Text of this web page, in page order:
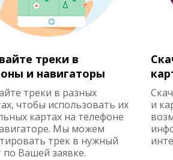
треки в
и навигаторы
треки в разных
чтобы использовать их
картах на телефоне
Мы можем
трек в нужный
Вашей заявке.
и